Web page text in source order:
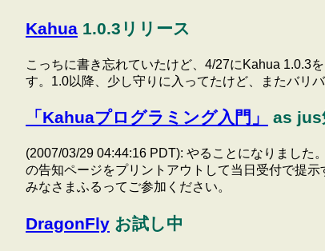
Kahua 1.0.3リリース
こっちに書き忘れていたけど、4/27にKahua 1.0.3
す。1.0以降、少し守りに入ってたけど、またバリバ
「Kahuaプログラミング入門」 as jus
(2007/03/29 04:44:16 PDT): やることになりました
の告知ページをプリントアウトして当日受付で提
みなさまふるってご参加ください。
DragonFly お試し中